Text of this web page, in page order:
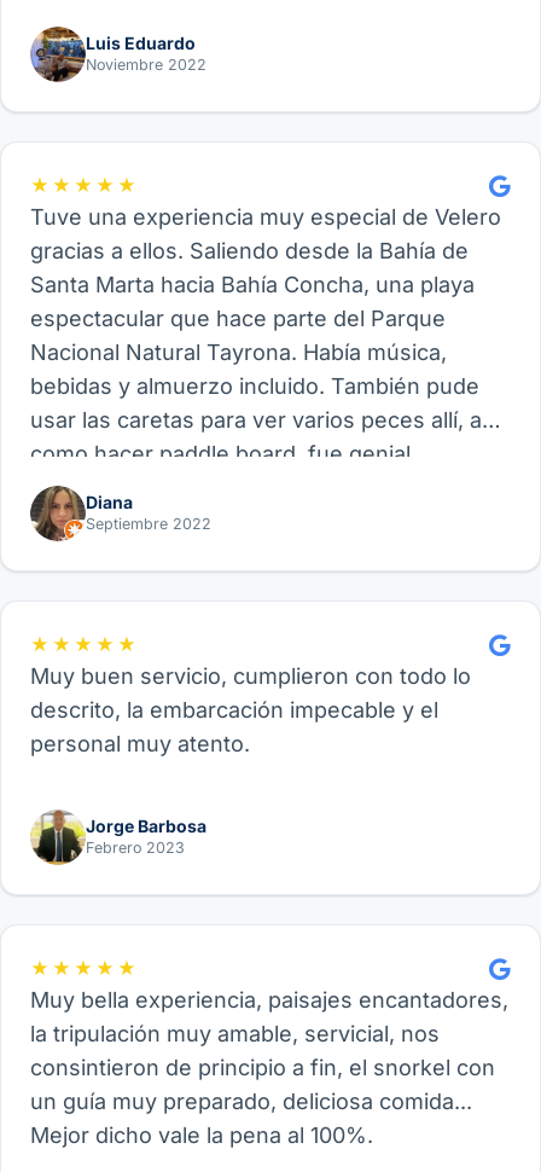
Luis Eduardo
Noviembre 2022
★★★★★
Tuve una experiencia muy especial de Velero
gracias a ellos. Saliendo desde la Bahía de
Santa Marta hacia Bahía Concha, una playa
espectacular que hace parte del Parque
Nacional Natural Tayrona. Había música,
bebidas y almuerzo incluido. También pude
usar las caretas para ver varios peces allí, así
como hacer paddle board, fue genial.
Recomiendo este proveedor y su experiencia
de Velero, funcional para amigos, parejas o
Diana
Septiembre 2022
★★★★★
Muy buen servicio, cumplieron con todo lo
descrito, la embarcación impecable y el
personal muy atento.
Jorge Barbosa
Febrero 2023
★★★★★
Muy bella experiencia, paisajes encantadores,
la tripulación muy amable, servicial, nos
consintieron de principio a fin, el snorkel con
un guía muy preparado, deliciosa comida...
Mejor dicho vale la pena al 100%.